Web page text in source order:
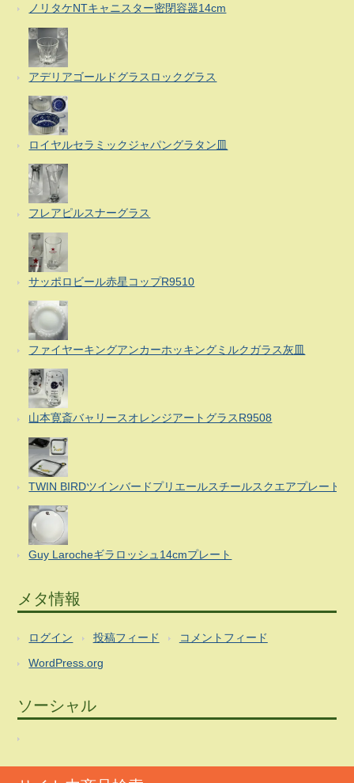
ノリタケNTキャニスター密閉容器14cm
アデリアゴールドグラスロックグラス
ロイヤルセラミックジャパングラタン皿
フレアピルスナーグラス
サッポロビール赤星コップR9510
ファイヤーキングアンカーホッキングミルクガラス灰皿
山本寛斎バャリースオレンジアートグラスR9508
TWIN BIRDツインバードプリエールスチールスクエアプレート
Guy Larocheギラロッシュ14cmプレート
メタ情報
ログイン 投稿フィード コメントフィード
WordPress.org
ソーシャル